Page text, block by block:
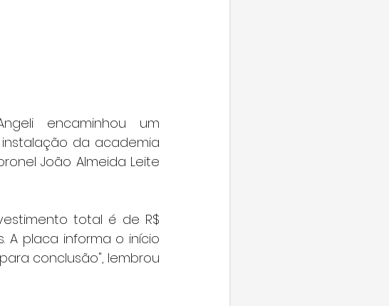
da academia
João Almeida Leite
total é de R$
A placa informa o início
conclusão", lembrou